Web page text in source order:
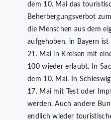
dem 10. Mai das
Beherbergungsverbot
die Menschen aus dem
aufgehoben, in Bayern ist
21. Mai in Kreisen mit
100 wieder erlaubt. In
dem 10. Mai. In
17. Mai mit Test oder
werden. Auch andere
endlich wieder